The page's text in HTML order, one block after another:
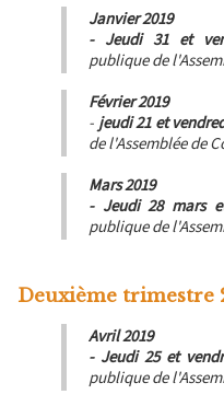
Janvier 2019
- Jeudi 31 et
publique de
Février 2019
- jeudi 21 et
de l'Assemblée de
Mars 2019
- Jeudi 28 mars
publique de
Deuxième trimestre
Avril 2019
- Jeudi 25 et
publique de